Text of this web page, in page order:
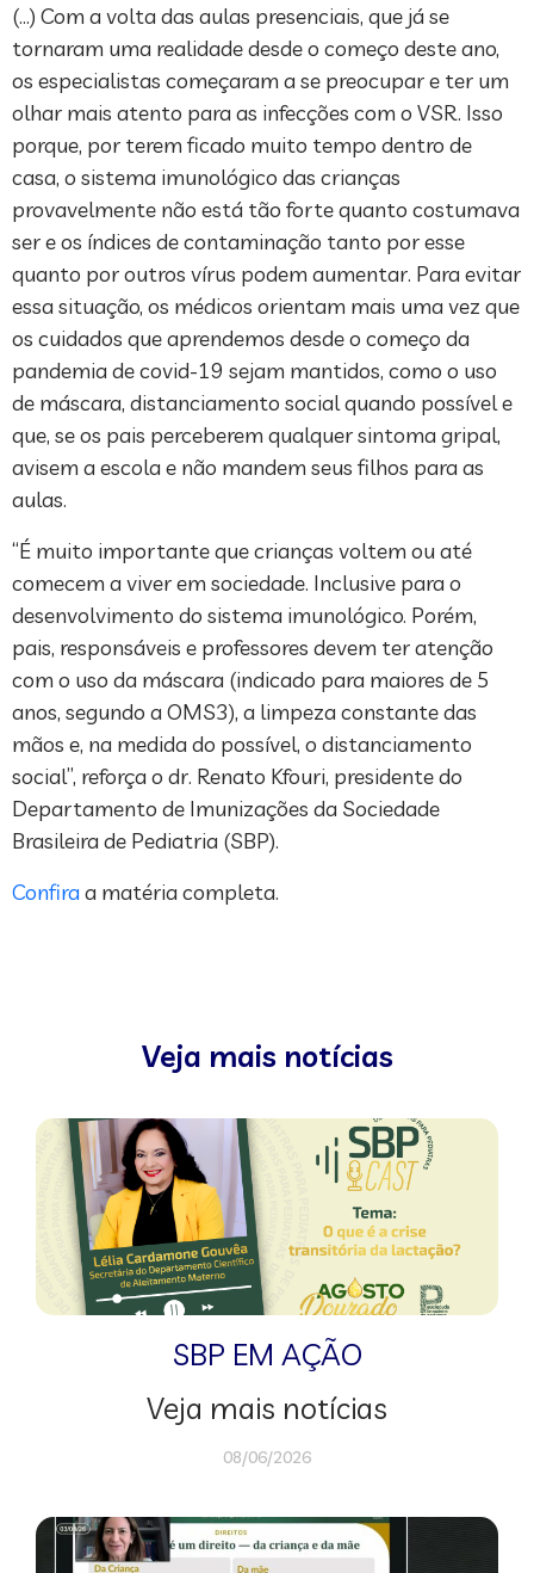
(…) Com a volta das aulas presenciais, que já se
tornaram uma realidade desde o começo deste ano,
os especialistas começaram a se preocupar e ter um
olhar mais atento para as infecções com o VSR. Isso
porque, por terem ficado muito tempo dentro de
casa, o sistema imunológico das crianças
provavelmente não está tão forte quanto costumava
ser e os índices de contaminação tanto por esse
quanto por outros vírus podem aumentar. Para evitar
essa situação, os médicos orientam mais uma vez que
os cuidados que aprendemos desde o começo da
pandemia de covid-19 sejam mantidos, como o uso
de máscara, distanciamento social quando possível e
que, se os pais perceberem qualquer sintoma gripal,
avisem a escola e não mandem seus filhos para as
aulas.
“É muito importante que crianças voltem ou até
comecem a viver em sociedade. Inclusive para o
desenvolvimento do sistema imunológico. Porém,
pais, responsáveis e professores devem ter atenção
com o uso da máscara (indicado para maiores de 5
anos, segundo a OMS3), a limpeza constante das
mãos e, na medida do possível, o distanciamento
social”, reforça o dr. Renato Kfouri, presidente do
Departamento de Imunizações da Sociedade
Brasileira de Pediatria (SBP).
Confira a matéria completa.
Veja mais notícias
SBP EM AÇÃO
Veja mais notícias
08/06/2026